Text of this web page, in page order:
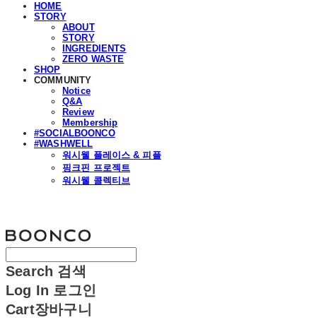
HOME
STORY
ABOUT
STORY
INGREDIENTS
ZERO WASTE
SHOP
COMMUNITY
Notice
Q&A
Review
Membership
#SOCIALBOONCO
#WASHWELL
워시웰 플레이스 & 피플
핑크핀 프로젝트
워시웰 콜렉티브
Search 검색
Log In 로그인
Cart장바구니